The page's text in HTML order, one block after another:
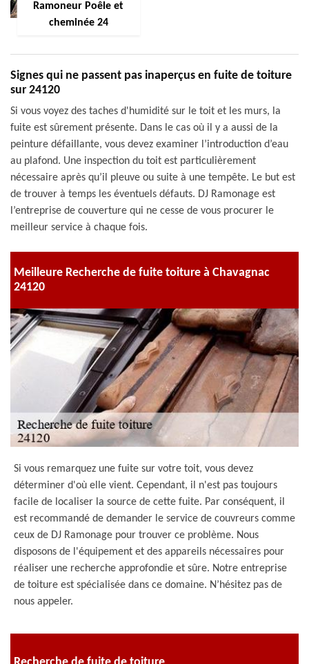
Ramoneur Poêle et
cheminée 24
Signes qui ne passent pas inaperçus en fuite de toiture
sur 24120
Si vous voyez des taches d'humidité sur le toit et les murs, la
fuite est sûrement présente. Dans le cas où il y a aussi de la
peinture défaillante, vous devez examiner l’introduction d’eau
au plafond. Une inspection du toit est particulièrement
nécessaire après qu’il pleuve ou suite à une tempête. Le but est
de trouver à temps les éventuels défauts. DJ Ramonage est
l’entreprise de couverture qui ne cesse de vous procurer le
meilleur service à chaque fois.
Meilleure Recherche de fuite toiture à Chavagnac
24120
Si vous remarquez une fuite sur votre toit, vous devez
déterminer d'où elle vient. Cependant, il n'est pas toujours
facile de localiser la source de cette fuite. Par conséquent, il
est recommandé de demander le service de couvreurs comme
ceux de DJ Ramonage pour trouver ce problème. Nous
disposons de l'équipement et des appareils nécessaires pour
réaliser une recherche approfondie et sûre. Notre entreprise
de toiture est spécialisée dans ce domaine. N’hésitez pas de
nous appeler.